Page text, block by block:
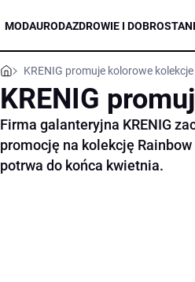
MODAURODAZDROWIE I DOBROSTAN
KRENIG promuje kolorowe kolekcje
KRENIG
Firma galanteryjna KRENIG
promocję na kolekcję
potrwa do końca kwietnia.